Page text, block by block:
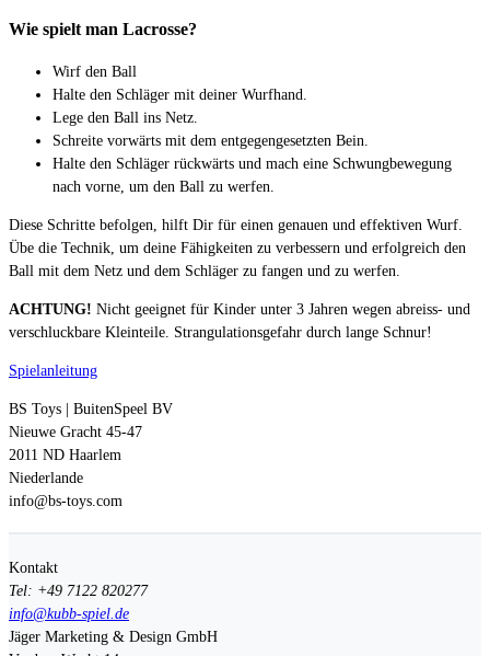
Wie spielt man Lacrosse?
Wirf den Ball
Halte den Schläger mit deiner Wurfhand.
Lege den Ball ins Netz.
Schreite vorwärts mit dem entgegengesetzten Bein.
Halte den Schläger rückwärts und mach eine Schwungbewegung
nach vorne, um den Ball zu werfen.
Diese Schritte befolgen, hilft Dir für einen genauen und effektiven Wurf.
Übe die Technik, um deine Fähigkeiten zu verbessern und erfolgreich den
Ball mit dem Netz und dem Schläger zu fangen und zu werfen.
ACHTUNG! Nicht geeignet für Kinder unter 3 Jahren wegen abreiss- und
verschluckbare Kleinteile. Strangulationsgefahr durch lange Schnur!
Spielanleitung
BS Toys | BuitenSpeel BV
Nieuwe Gracht 45-47
2011 ND Haarlem
Niederlande
info@bs-toys.com
Kontakt
Tel: +49 7122 820277
info@kubb-spiel.de
Jäger Marketing & Design GmbH